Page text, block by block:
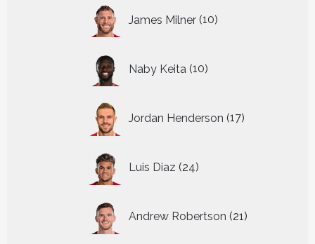
James Milner 10
producten
Naby Keita 10
producten
Jordan Henderson 17
producten
Luis Diaz 24
producten
Andrew Robertson 21
producten